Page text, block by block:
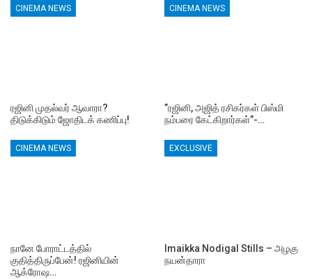
CINEMA NEWS
ரஜினி முதல்வர் ஆவாரா?
திடுக்கிடும் ஜோதிடக் கணிப்பு!
CINEMA NEWS
”ரஜினி, அஜித் ரசிகர்கள் பிஸ்மி
நம்பரை கேட்கிறார்கள்”-…
CINEMA NEWS
நானே போராட்டத்தில்
குதித்திருப்பேன்! ரஜினியின்
ஆக்ரோஷ…
EXCLUSIVE
Imaikka Nodigal Stills – அழகு
நயன்தாரா